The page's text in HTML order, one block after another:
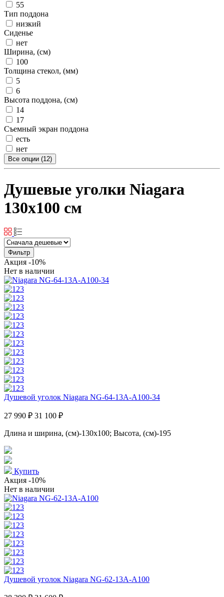
55
Тип поддона
низкий
Сиденье
нет
Ширина, (см)
100
Толщина стекол, (мм)
5
6
Высота поддона, (см)
14
17
Съемный экран поддона
есть
нет
Все опции (12)
Душевые уголки Niagara
130x100 см
Фильтр
Акция -10%
Нет в наличии
Душевой уголок Niagara NG-64-13A-A100-34
27 990 ₽ 31 100 ₽
Длина и ширина, (см)-130x100; Высота, (см)-195
Купить
Акция -10%
Нет в наличии
Душевой уголок Niagara NG-62-13A-A100